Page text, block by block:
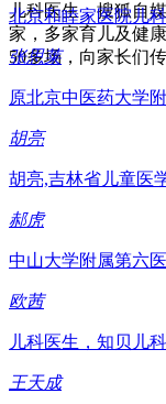
儿科医生，搜狐自
家，多家育儿及健
50多场，向家长们
北京和睦家医院儿
张思莱
原北京中医药大学
胡亮
胡亮,吉林省儿童医
郝虎
中山大学附属第六
欧茜
儿科医生，知贝儿
王天成